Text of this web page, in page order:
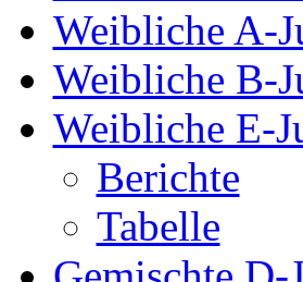
Weibliche A-
Weibliche B-
Weibliche E-
Berichte
Tabelle